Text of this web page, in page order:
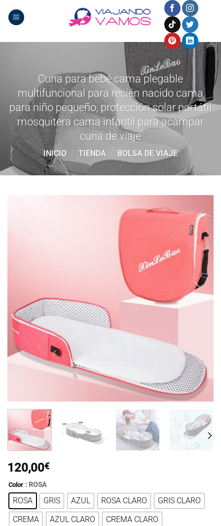
Cuna para bebé cama plegable
multifuncional para recién nacido cama
para niño pequeño, protección solar portátil
mosquitera cama infantil para acampar
cuna de viaje
INICIO / TIENDA / BOLSA DE VIAJE
120,00€
Color : ROSA
ROSA GRIS AZUL ROSA CLARO
GRIS CLARO
CREMA
AZUL CLARO CREMA CLARO